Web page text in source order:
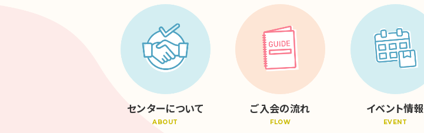
センターについて
ABOUT
ご入会の流れ
FLOW
イベント情報
EVENT